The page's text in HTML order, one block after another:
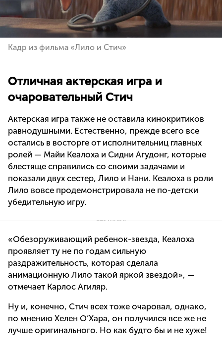
Кадр из фильма «Лило и Стич»
Отличная актерская игра и
очаровательный Стич
Актерская игра также не оставила кинокритиков
равнодушными. Естественно, прежде всего все
остались в восторге от исполнительниц главных
ролей — Майи Кеалоха и Сидни Агудонг, которые
блестяще справились со своими задачами и
показали двух сестер, Лило и Нани. Кеалоха в роли
Лило вовсе продемонстрировала не по-детски
убедительную игру.
«Обезоруживающий ребенок-звезда, Кеалоха
проявляет ту не по годам сильную
раздражительность, которая сделала
анимационную Лило такой яркой звездой», —
отмечает Карлос Агиляр.
Ну и, конечно, Стич всех тоже очаровал, однако,
по мнению Хелен О’Хара, он получился все же не
лучше оригинального. Но как будто бы и не хуже!